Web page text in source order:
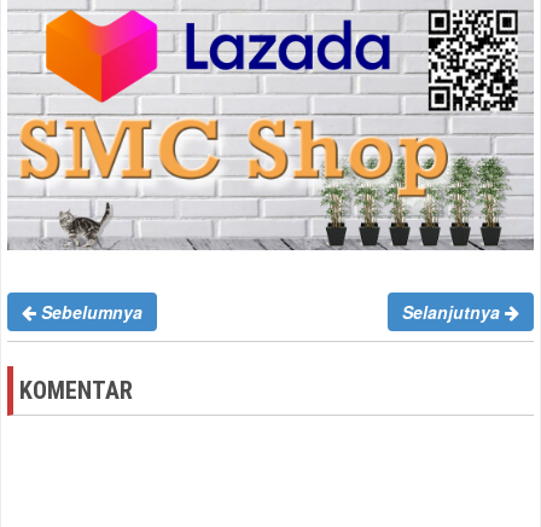
Sebelumnya Selanjutnya
KOMENTAR